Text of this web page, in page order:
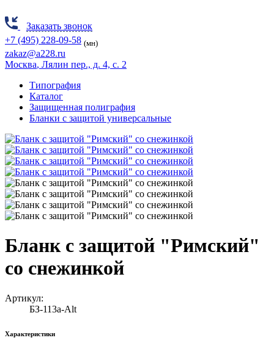
Заказать звонок
+7 (495) 228-09-58 (мн)
zakaz@a228.ru
Москва, Лялин пер., д. 4, с. 2
Типография
Каталог
Защищенная полиграфия
Бланки с защитой универсальные
Бланк с защитой "Римский"
со снежинкой
Артикул:
БЗ-113а-Alt
Характеристики